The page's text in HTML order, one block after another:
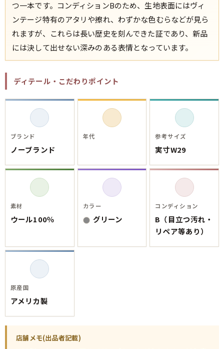
お客様の声
レビュー1万件突破
お気に入りリスト
会員登録
メルマガ登録
店舗一覧
古着卸売
特定商取引法に基づく表示
プライバシーポリシー
お問い合わせ
つ一本です。コンディションBのため、生地表面にはヴィ
ンテージ特有のアタリや擦れ、わずかな色むらなどが見ら
れますが、これらは長い歴史を刻んできた証であり、新品
には決して出せない深みのある表情となっています。
ディテール・こだわりポイント
ブランド
ノーブランド
年代 参考サイズ
実寸W29
素材
ウール100％
カラー
グリーン
コンディション
B（目立つ汚れ・
リペア等あり）
原産国
アメリカ製
店舗メモ(出品者記載)